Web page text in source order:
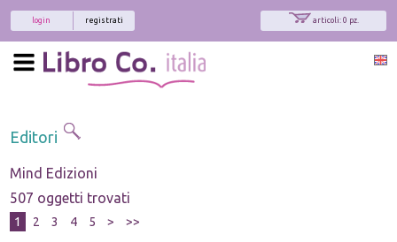
articoli: 0 pz.
registrati
login
Editori
Mind Edizioni
507 oggetti trovati
1 2 3 4 5 > >>